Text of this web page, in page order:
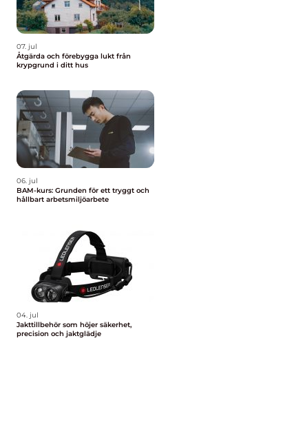
07. jul
Åtgärda och förebygga lukt från
krypgrund i ditt hus
06. jul
BAM-kurs: Grunden för ett tryggt och
hållbart arbetsmiljöarbete
04. jul
Jakttillbehör som höjer säkerhet,
precision och jaktglädje